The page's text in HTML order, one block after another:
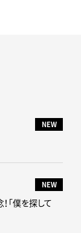
NEW
NEW
「僕を探して